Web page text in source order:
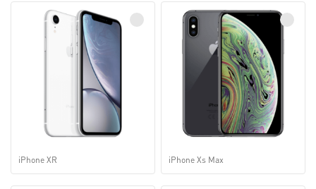
iPhone XR iPhone Xs Max